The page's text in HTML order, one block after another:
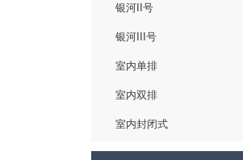
银河II号
银河III号
室内单排
室内双排
室内封闭式